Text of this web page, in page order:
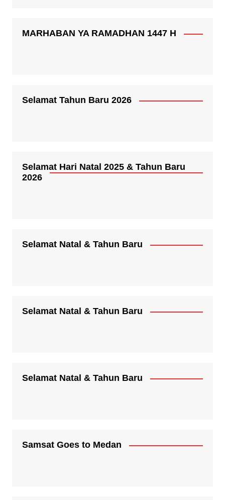
MARHABAN YA RAMADHAN 1447 H
Selamat Tahun Baru 2026
Selamat Hari Natal 2025 & Tahun Baru
2026
Selamat Natal & Tahun Baru
Selamat Natal & Tahun Baru
Selamat Natal & Tahun Baru
Samsat Goes to Medan